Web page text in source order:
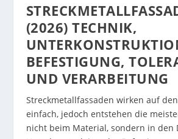
(2026) TECHNIK,
BEFESTIGUNG,
UND VERARBEITUNG
Streckmetallfassaden wirken auf
einfach, jedoch entstehen die
nicht beim Material, sondern in den